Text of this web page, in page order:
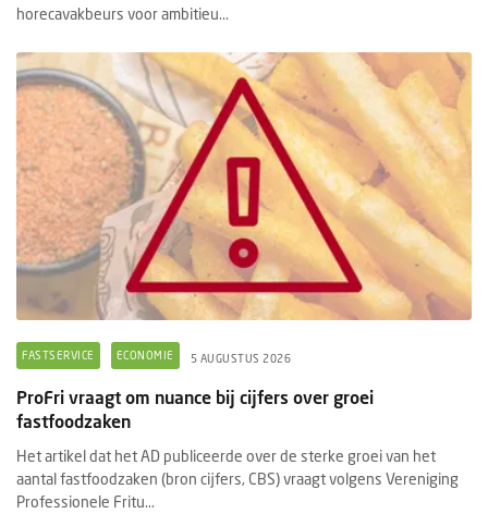
horecavakbeurs voor ambitieu...
FASTSERVICE ECONOMIE 5 AUGUSTUS 2026
ProFri vraagt om nuance bij cijfers over groei
fastfoodzaken
Het artikel dat het AD publiceerde over de sterke groei van het
aantal fastfoodzaken (bron cijfers, CBS) vraagt volgens Vereniging
Professionele Fritu...